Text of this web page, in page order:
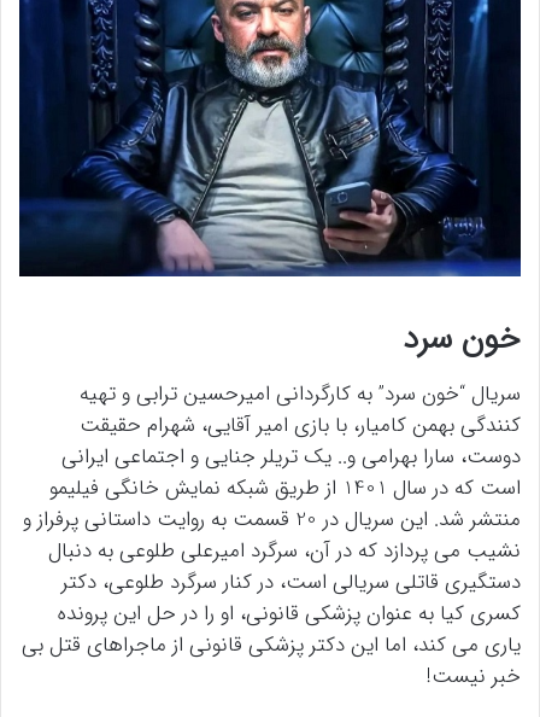
خون سرد
سریال “خون سرد” به کارگردانی امیرحسین ترابی و تهیه
کنندگی بهمن کامیار، با بازی امیر آقایی، شهرام حقیقت
دوست، سارا بهرامی و.. یک تریلر جنایی و اجتماعی ایرانی
است که در سال 1401 از طریق شبکه نمایش خانگی فیلیمو
منتشر شد. این سریال در 20 قسمت به روایت داستانی پرفراز و
نشیب می پردازد که در آن، سرگرد امیرعلی طلوعی به دنبال
دستگیری قاتلی سریالی است، در کنار سرگرد طلوعی، دکتر
کسری کیا به عنوان پزشکی قانونی، او را در حل این پرونده
یاری می کند، اما این دکتر پزشکی قانونی از ماجراهای قتل بی
خبر نیست!